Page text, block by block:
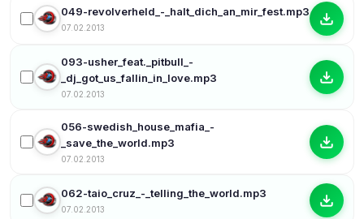
049-revolverheld_-_halt_dich_an_mir_fest.mp3
07.02.2013
093-usher_feat._pitbull_-
_dj_got_us_fallin_in_love.mp3
07.02.2013
056-swedish_house_mafia_-
_save_the_world.mp3
07.02.2013
062-taio_cruz_-_telling_the_world.mp3
07.02.2013